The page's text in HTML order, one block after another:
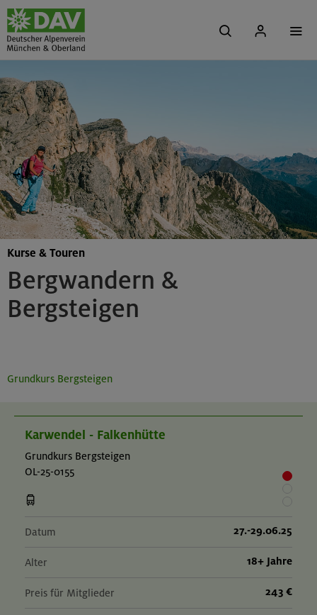
Bergwandern &
Bergsteigen
Kurse & Touren
Grundkurs Bergsteigen
Karwendel - Falkenhütte
Grundkurs Bergsteigen
OL-25-0155
Datum 27.-29.06.25
Alter 18+ Jahre
Preis für Mitglieder 243 €